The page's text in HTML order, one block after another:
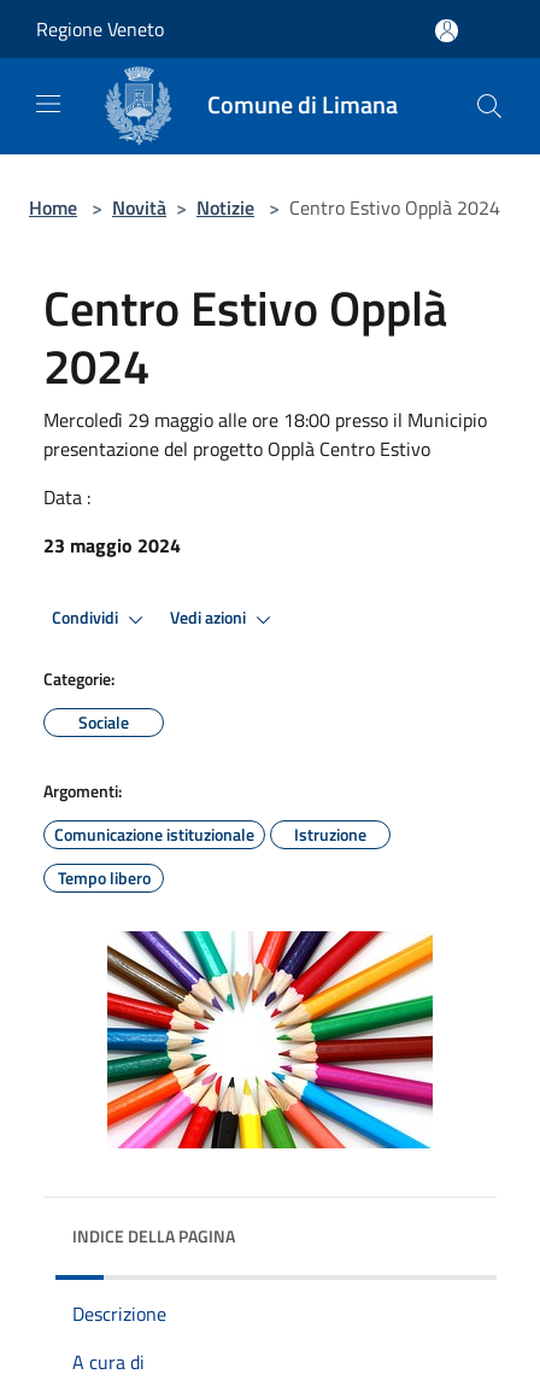
Regione Veneto
Comune di Limana
Home > Novità > Notizie > Centro Estivo Opplà 2024
Centro Estivo Opplà
2024
Mercoledì 29 maggio alle ore 18:00 presso il Municipio
presentazione del progetto Opplà Centro Estivo
Data :
23 maggio 2024
Condividi Vedi azioni
Categorie:
Sociale
Argomenti:
Comunicazione istituzionale
Istruzione
Tempo libero
INDICE DELLA PAGINA
Descrizione
A cura di